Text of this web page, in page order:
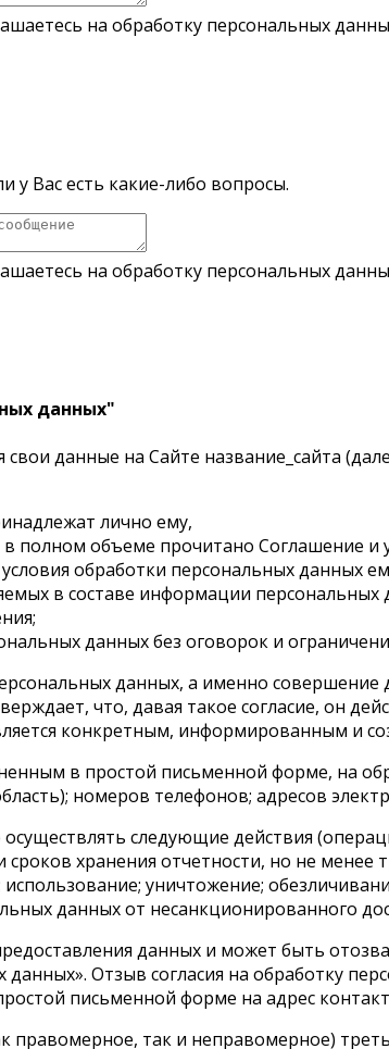
на обработку персональных
у Вас есть какие-либо вопросы.
на обработку персональных
данных"
данные на Сайте название_сайта
лично ему,
полном объеме прочитано Соглашение и
обработки персональных данных
в составе информации
данных без оговорок и
данных, а именно
что, давая такое согласие, он
конкретным, информированным и
в простой письменной форме, на
номеров телефонов; адресов
следующие действия
хранения отчетности, но не менее
уничтожение;
данных от несанкционированного
данных и может быть
Отзыв согласия на обработку
письменной форме на адрес
правомерное, так и неправомерное)